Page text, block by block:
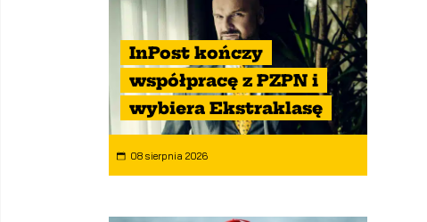
InPost kończy
współpracę z PZPN i
wybiera Ekstraklasę
08 sierpnia 2026